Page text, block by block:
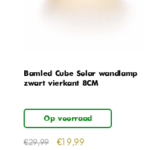
Bamled Cube Solar wandlamp
zwart vierkant 8CM
Op voorraad
€29,99 €19,99